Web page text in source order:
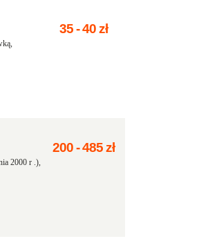
35-40zł
2000 r .),
200-485zł